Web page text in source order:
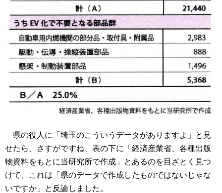
県の役人に「埼玉のこういうデータがありますよ」と見
せたら、さすがですね、表の下に「経済産業省、各種出版
物資料をもとに当研究所で作成」とあるのを目ざとく見つ
けて、これは「県のデータで作成したものではないじゃな
いですか」と反論しました。